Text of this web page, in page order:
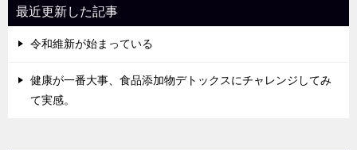
最近更新した記事
令和維新が始まっている
健康が一番大事、食品添加物デトックスにチャレンジしてみ
て実感。